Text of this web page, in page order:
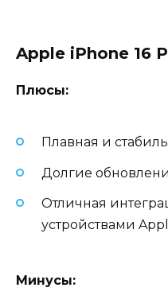
Apple iPhone 16
Плюсы:
Плавная и
Долгие
Отличная
устройствами
Минусы: